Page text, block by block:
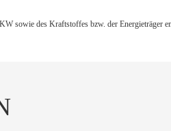
sowie des Kraftstoffes bzw. der Energieträger